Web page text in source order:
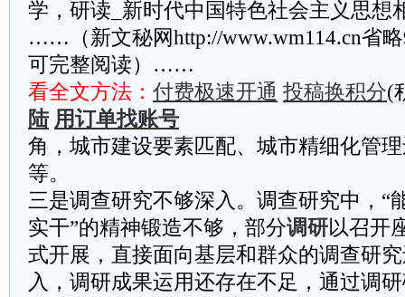
学，研读_新时代中国特色社会主义思想
……（新文秘网http://www.wm114.cn省
可完整阅读）……
看全文方法： 付费极速开通 投稿换积分(
陆 用订单找账号
角，城市建设要素匹配、城市精细化管
等。
三是调查研究不够深入。调查研究中，“
实干”的精神锻造不够，部分调研以召开
式开展，直接面向基层和群众的调查研
入，调研成果运用还存在不足，通过调